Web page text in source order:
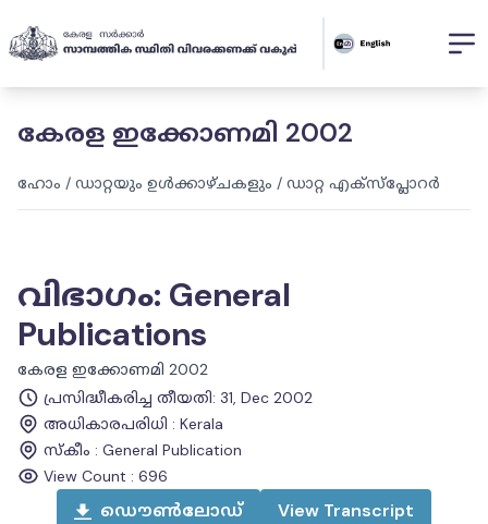
കേരള ഇക്കോണമി 2002
ഹോം / ഡാറ്റയും ഉൾക്കാഴ്ചകളും / ഡാറ്റ എക്സ്പ്ലോറർ
വിഭാഗം: General
Publications
കേരള ഇക്കോണമി 2002
പ്രസിദ്ധീകരിച്ച തീയതി: 31, Dec 2002
അധികാരപരിധി : Kerala
സ്കീം : General Publication
View Count : 696
ഡൌൺലോഡ് View Transcript